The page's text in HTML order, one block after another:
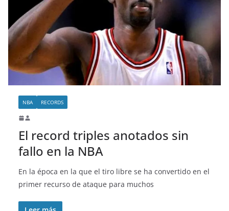
NBA RECORDS
El record triples anotados sin
fallo en la NBA
En la época en la que el tiro libre se ha convertido en el
primer recurso de ataque para muchos